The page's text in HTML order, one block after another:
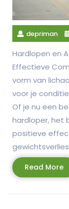
depriman
Hardlopen en
Effectieve
vorm van
voor je
Of je nu een
hardloper, het
positieve
Read More